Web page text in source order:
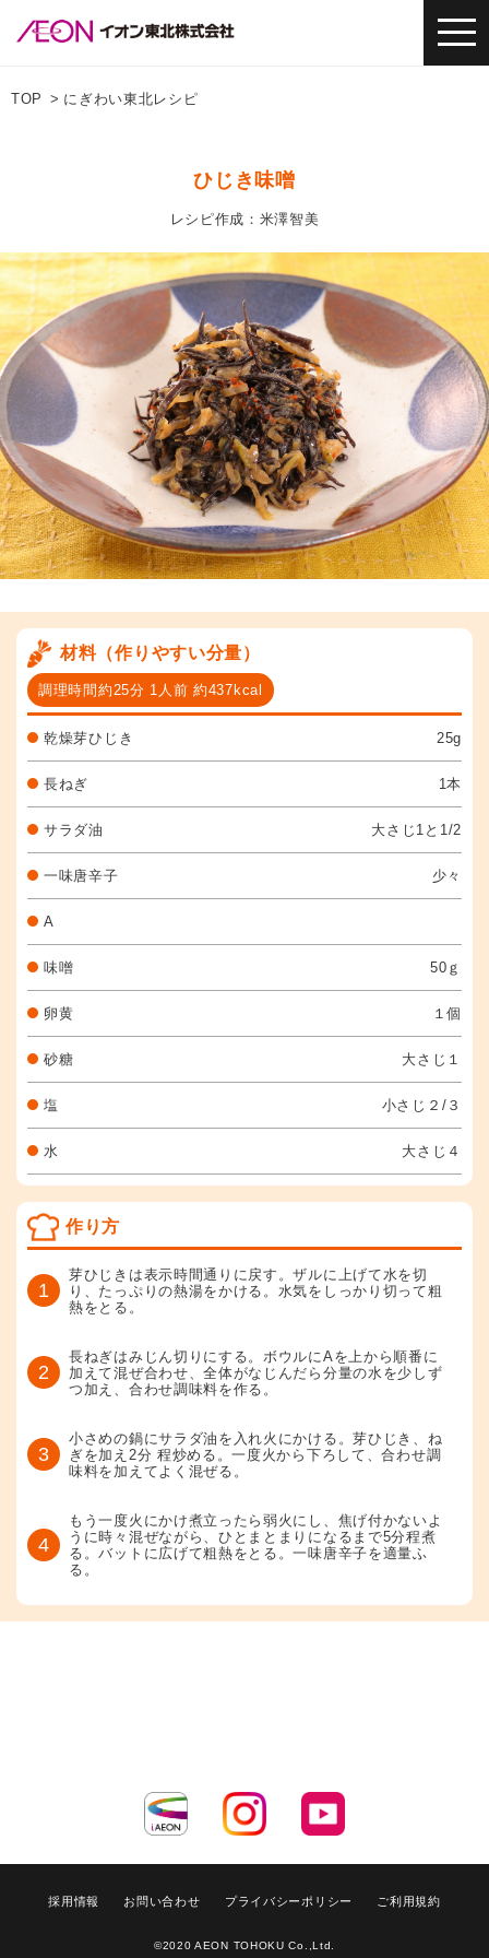
TOP にぎわい東北レシピ
ひじき味噌
レシピ作成：米澤智美
材料（作りやすい分量）
調理時間約25分 1人前 約437kcal
乾燥芽ひじき 25g
長ねぎ 1本
サラダ油 大さじ1と1/2
一味唐辛子 少々
A
味噌 50ｇ
卵黄 １個
砂糖 大さじ１
塩 小さじ２/３
水 大さじ４
作り方
1
芽ひじきは表示時間通りに戻す。ザルに上げて水を切
り、たっぷりの熱湯をかける。水気をしっかり切って粗
熱をとる。
2
長ねぎはみじん切りにする。ボウルにAを上から順番に
加えて混ぜ合わせ、全体がなじんだら分量の水を少しず
つ加え、合わせ調味料を作る。
3
小さめの鍋にサラダ油を入れ火にかける。芽ひじき、ね
ぎを加え2分 程炒める。一度火から下ろして、合わせ調
味料を加えてよく混ぜる。
4
もう一度火にかけ煮立ったら弱火にし、焦げ付かないよ
うに時々混ぜながら、ひとまとまりになるまで5分程煮
る。バットに広げて粗熱をとる。一味唐辛子を適量ふ
る。
採用情報 お問い合わせ プライバシーポリシー ご利用規約
©2020 AEON TOHOKU Co.,Ltd.